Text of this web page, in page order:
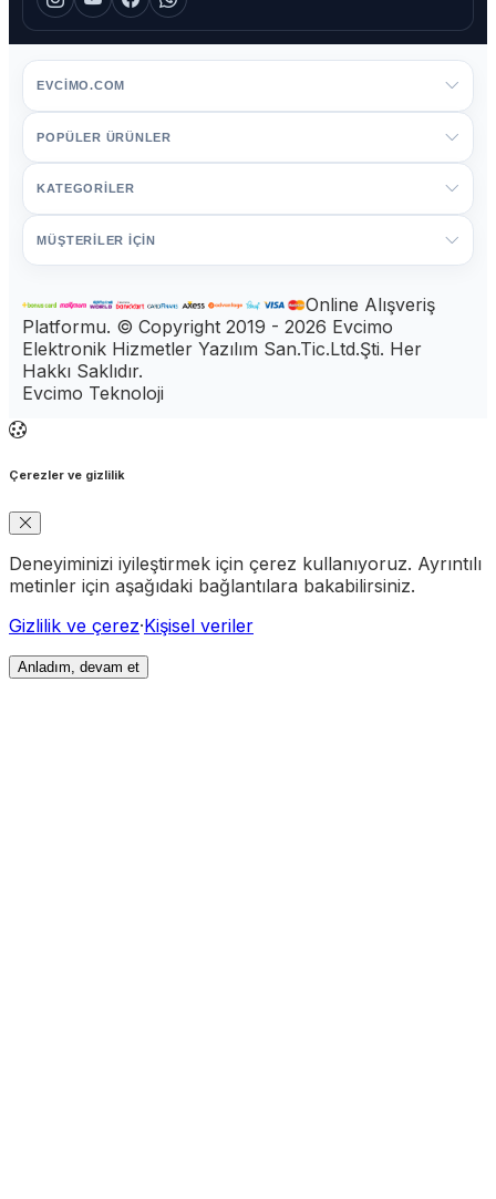
EVCIMO.COM
POPÜLER ÜRÜNLER
KATEGORİLER
MÜŞTERİLER İÇİN
Online Alışveriş
Platformu. © Copyright 2019 - 2026 Evcimo
Elektronik Hizmetler Yazılım San.Tic.Ltd.Şti. Her
Hakkı Saklıdır.
Evcimo Teknoloji
Çerezler ve gizlilik
Deneyiminizi iyileştirmek için çerez kullanıyoruz. Ayrıntılı
metinler için aşağıdaki bağlantılara bakabilirsiniz.
Gizlilik ve çerez·Kişisel veriler
Anladım, devam et